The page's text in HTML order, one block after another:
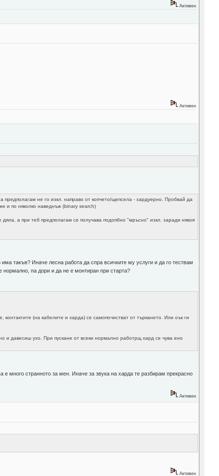
Активен
Активен
предполагам не го изкл. направо от копчето/щепсела - хардуерно. Пробвай да
и по няколко наведнъж (binary search)
а при теб предполагам се получава подопбно "мръсно" изкл. заради някоя
такъв? Иначе лесна работа да спра всичките му услуги и да го тествам
па дори и да не е монтиран при старта?
(на кабелите и харда) се самопочистват от търкането. Или оък ги
и давесиш ухо. При пускане от всеки нормално работрщ хард се чува ено
много странното за мен. Иначе за звука на харда те разбирам прекрасно
Активен
Активен